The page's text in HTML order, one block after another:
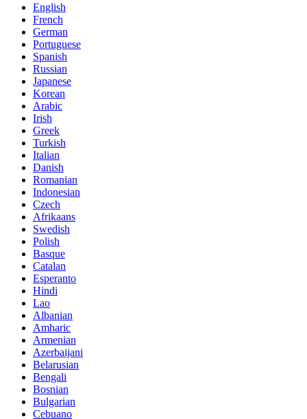
English
French
German
Portuguese
Spanish
Russian
Japanese
Korean
Arabic
Irish
Greek
Turkish
Italian
Danish
Romanian
Indonesian
Czech
Afrikaans
Swedish
Polish
Basque
Catalan
Esperanto
Hindi
Lao
Albanian
Amharic
Armenian
Azerbaijani
Belarusian
Bengali
Bosnian
Bulgarian
Cebuano